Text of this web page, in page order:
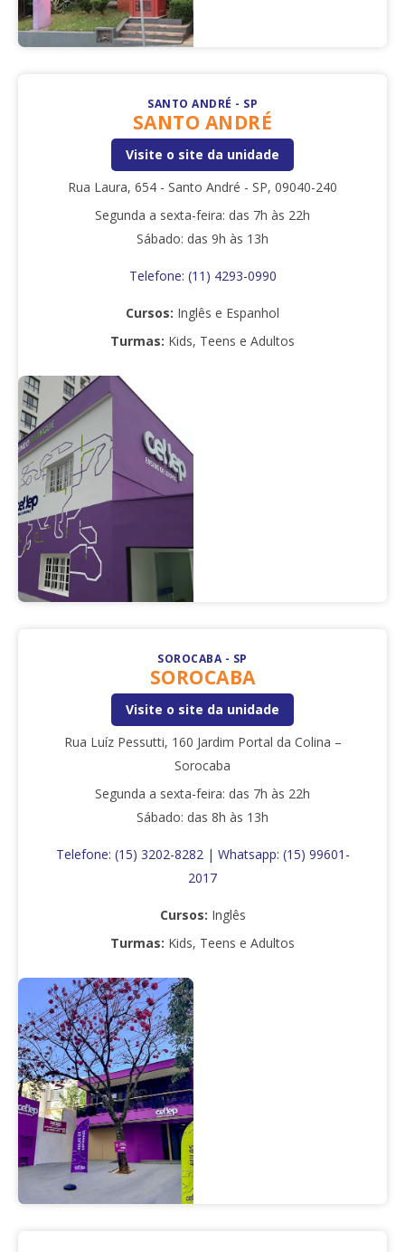
SANTO ANDRÉ - SP
SANTO ANDRÉ
Visite o site da unidade
Rua Laura, 654 - Santo André - SP, 09040-240
Segunda a sexta-feira: das 7h às 22h
Sábado: das 9h às 13h
Telefone: (11) 4293-0990
Cursos: Inglês e Espanhol
Turmas: Kids, Teens e Adultos
SOROCABA - SP
SOROCABA
Visite o site da unidade
Rua Luíz Pessutti, 160 Jardim Portal da Colina –
Sorocaba
Segunda a sexta-feira: das 7h às 22h
Sábado: das 8h às 13h
Telefone: (15) 3202-8282 | Whatsapp: (15) 99601-
2017
Cursos: Inglês
Turmas: Kids, Teens e Adultos